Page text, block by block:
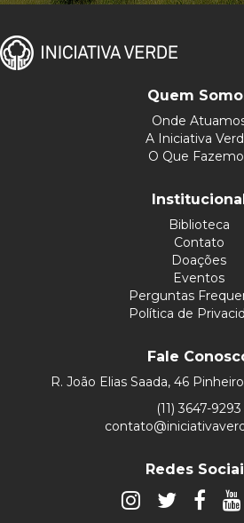
Quem
Onde
A Iniciativa
O Que
Biblioteca
Contato
Doações
Eventos
Perguntas
Política de
Fale
R. João Elias Saada, 46
(11) 3647-9293
Redes